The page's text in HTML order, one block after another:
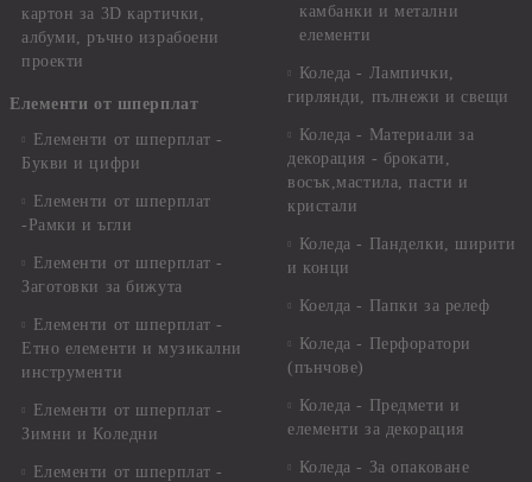
картон за 3D картички,
албуми, ръчно израбоени
проекти
Елементи от шперплат
Елементи от шперплат -
Букви и цифри
Елементи от шперплат
-Рамки и ъгли
Елементи от шперплат -
Заготовки за бижута
Елементи от шперплат -
Етно елементи и музикални
инструменти
Елементи от шперплат -
Зимни и Коледни
Елементи от шперплат -
камбанки и метални
елементи
Коледа - Лампички,
гирлянди, пълнежи и свещи
Коледа - Материали за
декорация - брокати,
восък,мастила, пасти и
кристали
Коледа - Панделки, ширити
и конци
Коелда - Папки за релеф
Коледа - Перфоратори
(пънчове)
Коледа - Предмети и
елементи за декорация
Коледа - За опаковане